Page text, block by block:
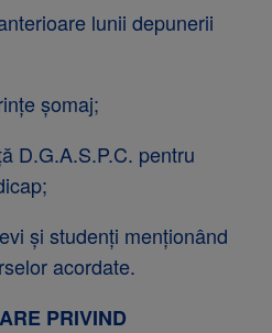
lunii depunerii
şomaj;
D.G.A.S.P.C. pentru
şi studenţi menţionând
acordate.
PRIVIND